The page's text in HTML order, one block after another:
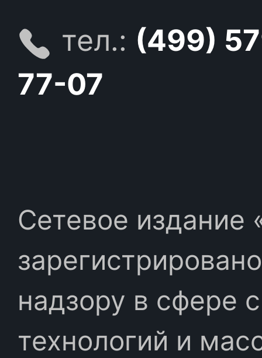
тел.: (499)
77-07
Сетевое издание
надзору в сфере
технологий и